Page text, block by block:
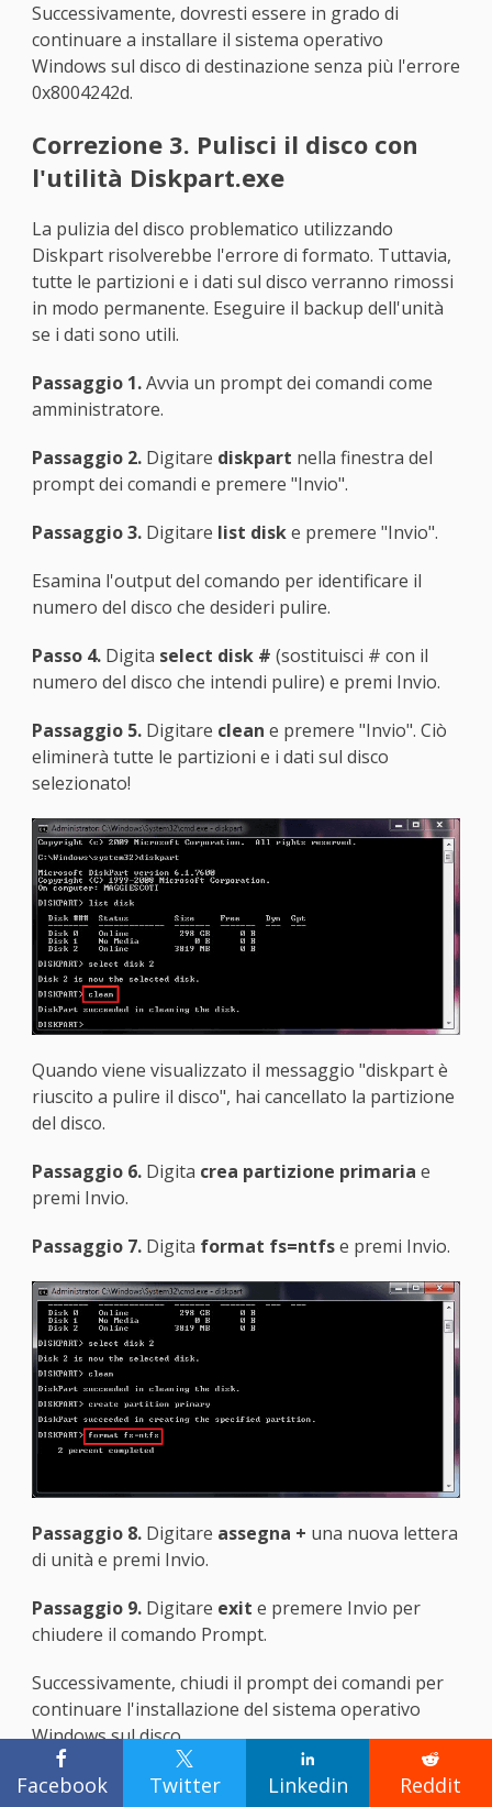

Facebook

Twitter

Linkedin

Reddit
Successivamente, dovresti essere in grado di
continuare a installare il sistema operativo
Windows sul disco di destinazione senza più l'errore
0x8004242d.
Correzione 3. Pulisci il disco con
l'utilità Diskpart.exe
La pulizia del disco problematico utilizzando
Diskpart risolverebbe l'errore di formato. Tuttavia,
tutte le partizioni e i dati sul disco verranno rimossi
in modo permanente. Eseguire il backup dell'unità
se i dati sono utili.
Passaggio 1.Avvia un prompt dei comandi come
amministratore.
Passaggio 2.Digitare diskpart nella finestra del
prompt dei comandi e premere "Invio".
Passaggio 3.Digitare list diske premere "Invio".
Esamina l'output del comando per identificare il
numero del disco che desideri pulire.
Passo 4.Digita select disk # (sostituisci # con il
numero del disco che intendi pulire) e premi Invio.
Passaggio 5.Digitare clean e premere "Invio". Ciò
eliminerà tutte le partizioni e i dati sul disco
selezionato!
Quando viene visualizzato il messaggio "diskpart è
riuscito a pulire il disco", hai cancellato la partizione
del disco.
Passaggio 6.Digita crea partizione primaria e
premi Invio.
Passaggio 7.Digita format fs=ntfse premi Invio.
Passaggio 8.Digitare assegna + una nuova lettera
di unità e premi Invio.
Passaggio 9.Digitare exit e premere Invio per
chiudere il comando Prompt.
Successivamente, chiudi il prompt dei comandi per
continuare l'installazione del sistema operativo
Windows sul disco.
Correzione 4. Formattazione della